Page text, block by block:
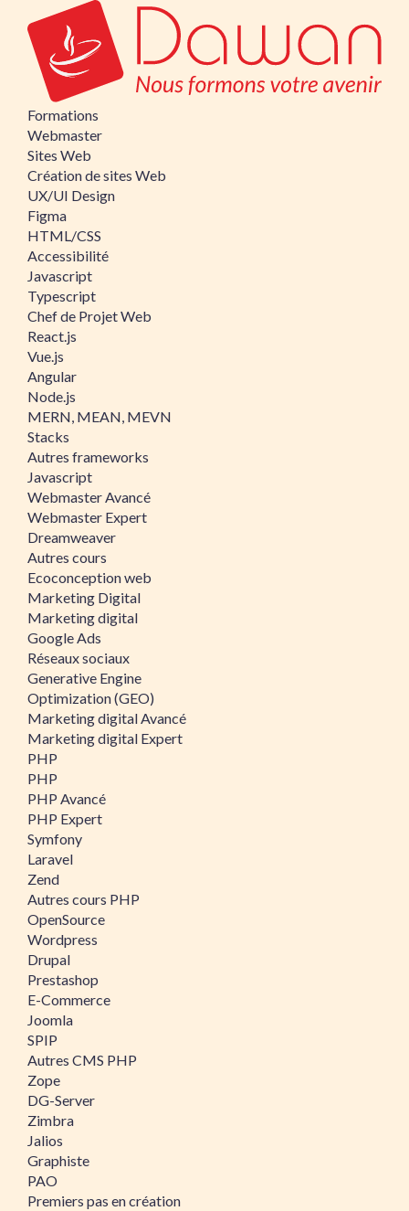
Formations
Webmaster
Sites Web
Création de sites Web
UX/UI Design
Figma
HTML/CSS
Accessibilité
Javascript
Typescript
Chef de Projet Web
React.js
Vue.js
Angular
Node.js
MERN, MEAN, MEVN
Stacks
Autres frameworks
Javascript
Webmaster Avancé
Webmaster Expert
Dreamweaver
Autres cours
Ecoconception web
Marketing Digital
Marketing digital
Google Ads
Réseaux sociaux
Generative Engine
Optimization (GEO)
Marketing digital Avancé
Marketing digital Expert
PHP
PHP
PHP Avancé
PHP Expert
Symfony
Laravel
Zend
Autres cours PHP
OpenSource
Wordpress
Drupal
Prestashop
E-Commerce
Joomla
SPIP
Autres CMS PHP
Zope
DG-Server
Zimbra
Jalios
Graphiste
PAO
Premiers pas en création